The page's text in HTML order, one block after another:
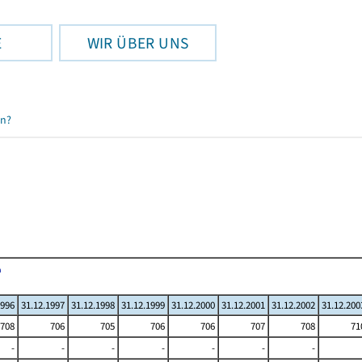
WIR ÜBER UNS
31.12.1997 31.12.1998 31.12.1999 31.12.2000 31.12.2001 31.12.2002
708 706 705 706 706 707 708
- - - - - -
-